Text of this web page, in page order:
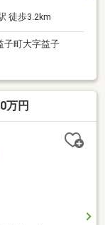
徒歩3.2km
子町大字益子
万円